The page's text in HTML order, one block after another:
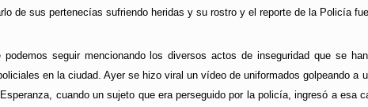
de sus pertenecías sufriendo heridas y su rostro y el reporte de la Policía
seguir mencionando los diversos actos de inseguridad que se
en la ciudad. Ayer se hizo viral un vídeo de uniformados golpeando a
cuando un sujeto que era perseguido por la policía, ingresó a esa